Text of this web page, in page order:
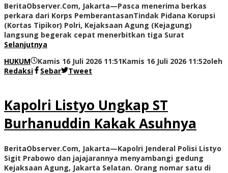
BeritaObserver.Com, Jakarta—Pasca menerima berkas
perkara dari Korps PemberantasanTindak Pidana Korupsi
(Kortas Tipikor) Polri, Kejaksaan Agung (Kejagung)
langsung begerak cepat menerbitkan tiga Surat
Selanjutnya
HUKUM
Kamis 16 Juli 2026 11:51Kamis 16 Juli 2026 11:52oleh
Redaksi
Sebar Tweet
Kapolri Listyo Ungkap ST
Burhanuddin Kakak Asuhnya
BeritaObserver.Com, Jakarta—Kapolri Jenderal Polisi Listyo
Sigit Prabowo dan jajajarannya menyambangi gedung
Kejaksaan Agung, Jakarta Selatan. Orang nomar satu di